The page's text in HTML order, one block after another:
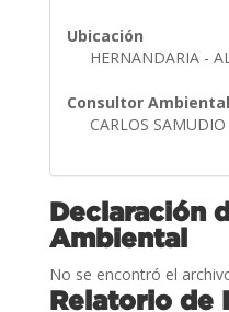
Ubicación
HERNANDARIA -
Consultor Ambiental
CARLOS SAMUDIO
Declaración
Ambiental
No se encontró el
Relatorio de